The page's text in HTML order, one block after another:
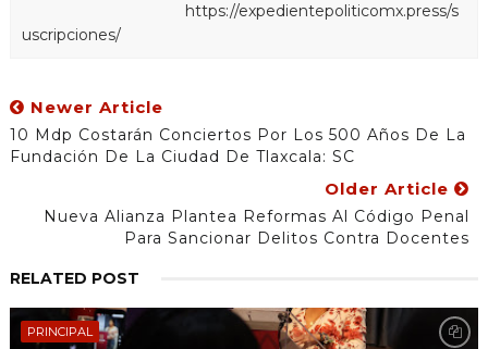
https://expedientepoliticomx.press/s
uscripciones/
Newer Article
10 Mdp Costarán Conciertos Por Los 500 Años De La
Fundación De La Ciudad De Tlaxcala: SC
Older Article
Nueva Alianza Plantea Reformas Al Código Penal
Para Sancionar Delitos Contra Docentes
RELATED POST
PRINCIPAL